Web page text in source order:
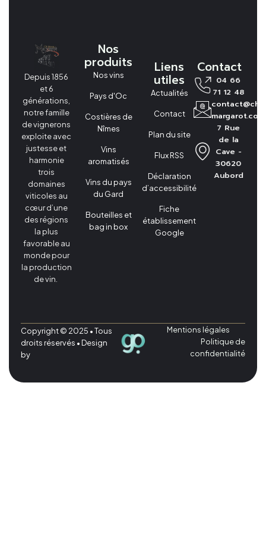
Depuis 1856
et 6
générations,
notre famille
de vignerons
exploite avec
justesse et
harmonie
trois
domaines
viticoles au
cœur d’une
des régions
la plus
favorable au
monde pour
la production
de vin.
Nos
produits
Nos vins
Pays d'Oc
Costières de
Nîmes
Vins
aromatisés
Vins du pays
du Gard
Bouteilles et
bag in box
Liens
utiles
Actualités
Contact
Plan du site
Flux RSS
Déclaration
d’accessibilité
Fiche
établissement
Google
Contact
04 66
71 12 48
margarot.com
7 Rue
de la
Cave -
30620
Aubord
Copyright © 2025 • Tous
droits réservés • Design
by
Mentions légales
Politique de
confidentialité